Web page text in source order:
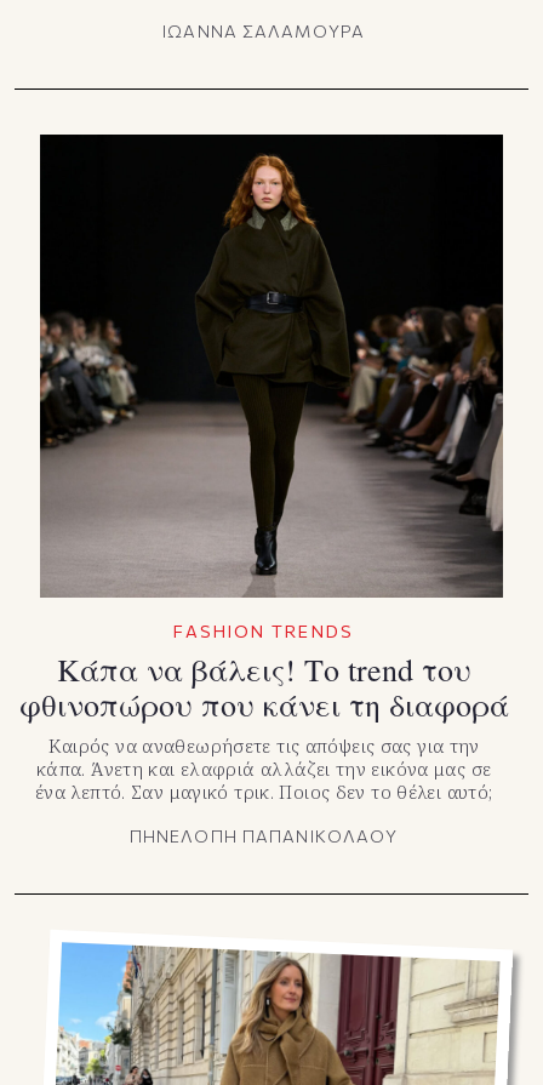
ΙΩΑΝΝΑ ΣΑΛΑΜΟΥΡΑ
FASHION TRENDS
Κάπα να βάλεις! Το trend του
φθινοπώρου που κάνει τη διαφορά
Καιρός να αναθεωρήσετε τις απόψεις σας για την
κάπα. Άνετη και ελαφριά αλλάζει την εικόνα μας σε
ένα λεπτό. Σαν μαγικό τρικ. Ποιος δεν το θέλει αυτό;
ΠΗΝΕΛΟΠΗ ΠΑΠΑΝΙΚΟΛΑΟΥ